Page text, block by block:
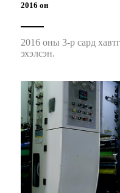
2016 он
2016 оны 3-р сард
эхэлсэн.